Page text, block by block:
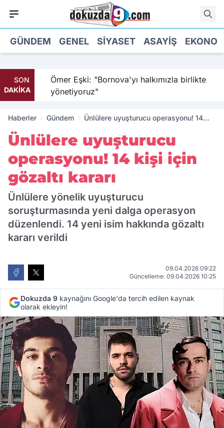
GÜNDEM GENEL SIYASET ASAYIŞ
SON
DAKİKA
Ömer Eşki: "Bornova'yı halkımızla birlikte
yönetiyoruz"
Haberler Gündem
Ünlülere uyuşturucu operasyonu! 14
Ünlülere uyuşturucu
operasyonu! 14 kişi için
gözaltı kararı
Ünlülere yönelik uyuşturucu
soruşturmasında yeni dalga operasyon
düzenlendi. 14 yeni isim hakkında gözaltı
kararı verildi
09.04.2026 09:22
Güncelleme: 09.04.2026 10:25
Dokuzda 9 kaynağını Google'da tercih edilen kaynak
olarak ekleyin!